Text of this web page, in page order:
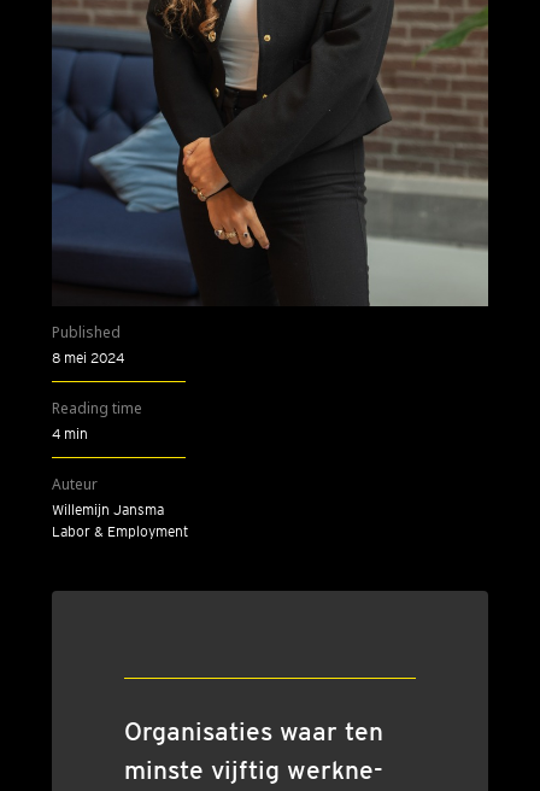
Published
8 mei 2024
Reading time
4 min
Auteur
Wil­le­mijn Jans­ma
Labor & Employment
Orga­ni­sa­ties waar ten
min­ste vijf­tig werk­ne­